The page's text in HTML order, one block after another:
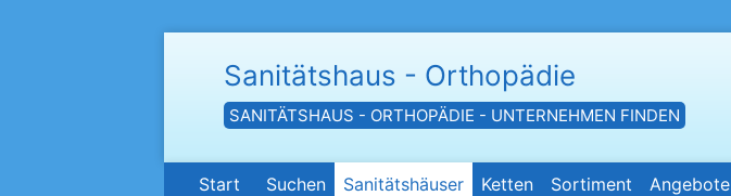
Sanitätshaus - Orthopädie
SANITÄTSHAUS - ORTHOPÄDIE - UNTERNEHMEN FINDEN
Start Suchen Sanitätshäuser Ketten Sortiment Angebote